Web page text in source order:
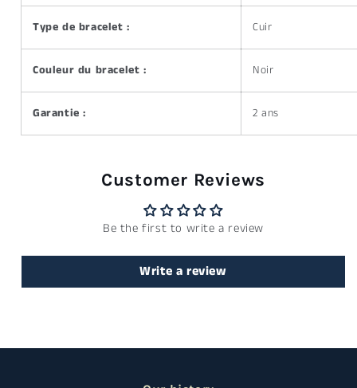
Type de bracelet : Cuir
Couleur du bracelet : Noir
Garantie : 2 ans
Customer Reviews
Be the first to write a review
Write a review